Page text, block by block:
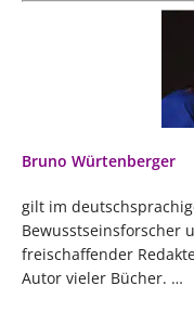
Bruno Würtenberger
gilt im
Bewusstseinsforscher
freischaffender
Autor vieler Bücher. …